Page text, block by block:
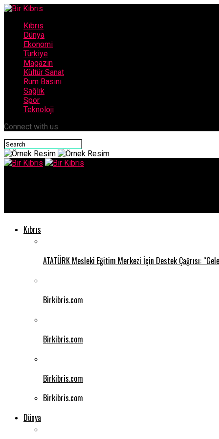
Kıbrıs
Dünya
Ekonomi
Türkiye
Magazin
Kültür Sanat
Rum Basını
Sağlık
Spor
Teknoloji
Connect with us
Kıbrıs
ATATÜRK Mesleki Eğitim Merkezi İçin Destek Çağrısı:
Birkibris.com
Birkibris.com
Birkibris.com
Birkibris.com
Dünya